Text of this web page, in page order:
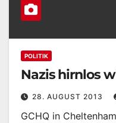
POLITIK
Nazis hirnlos
28. AUGUST 2013
GCHQ in